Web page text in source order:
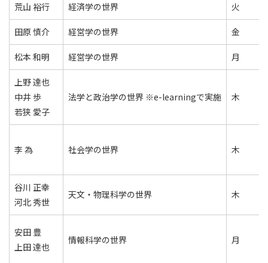
荒山 裕行 経済学の世界 火
田原 慎介 経営学の世界 金
松本 和明 経営学の世界 月
上野 達也
中井 歩
若狭 愛子
法学と政治学の世界 ※e-learningで実施 木
李 為 社会学の世界 木
谷川 正幸
河北 秀世
天文・物理科学の世界 木
安田 豊
上田 達也
情報科学の世界 月